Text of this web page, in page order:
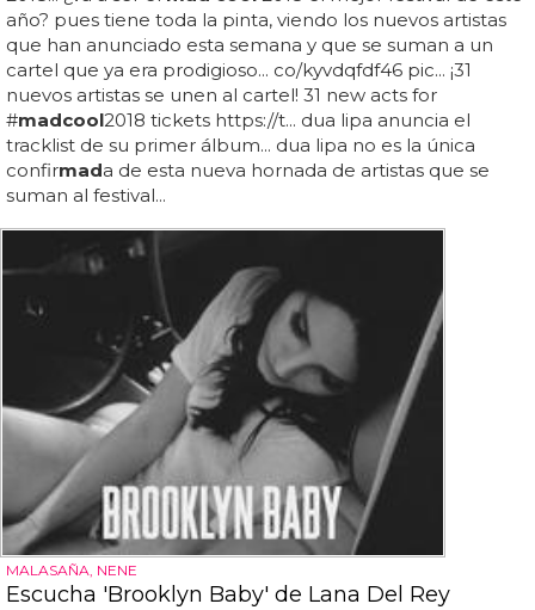
año? pues tiene toda la pinta, viendo los nuevos artistas
que han anunciado esta semana y que se suman a un
cartel que ya era prodigioso... co/kyvdqfdf46 pic... ¡31
nuevos artistas se unen al cartel! 31 new acts for
#madcool2018 tickets https://t... dua lipa anuncia el
tracklist de su primer álbum... dua lipa no es la única
confirmada de esta nueva hornada de artistas que se
suman al festival...
MALASAÑA, NENE
Escucha 'Brooklyn Baby' de Lana Del Rey